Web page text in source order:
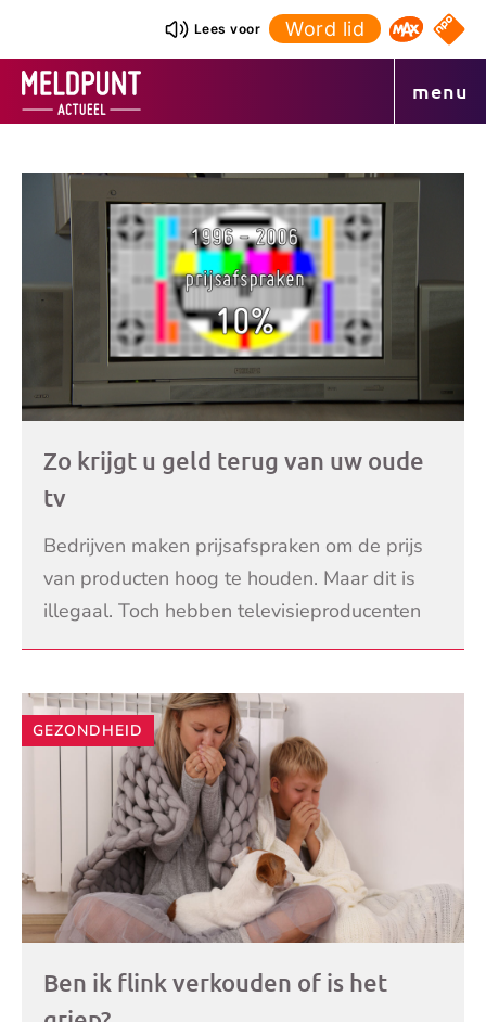
inhoud
Lees voor Word lid Omroep
NPO
menu
Andere
artikelen
Zo krijgt u geld terug van uw oude
tv
Bedrijven maken prijsafspraken om de prijs
van producten hoog te houden. Maar dit is
illegaal. Toch hebben televisieproducenten
dit in het verleden gedaan. Consumenten
LEES VERDER
GEZONDHEID
Ben ik flink verkouden of is het